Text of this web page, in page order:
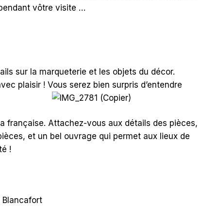
vôtre visite …
sur la marqueterie et les objets du décor.
plaisir ! Vous serez bien surpris d’entendre
française. Attachez-vous aux détails des pièces,
et un bel ouvrage qui permet aux lieux de
!
Blancafort